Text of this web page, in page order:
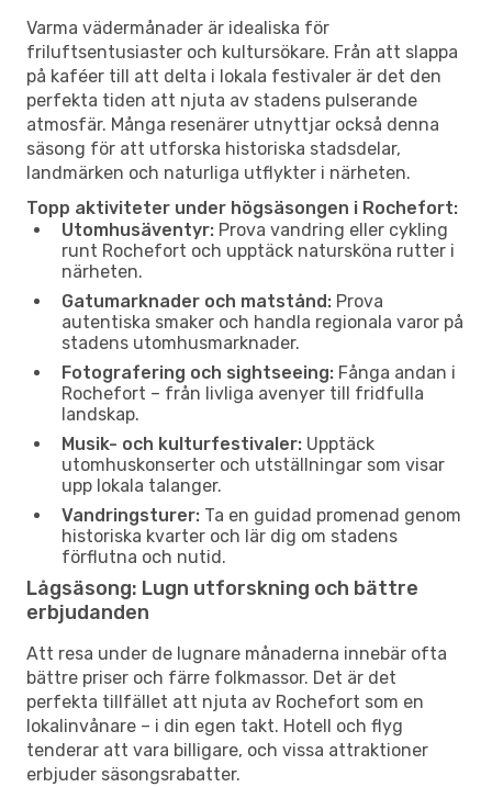
Varma vädermånader är idealiska för
friluftsentusiaster och kultursökare. Från att slappa
på kaféer till att delta i lokala festivaler är det den
perfekta tiden att njuta av stadens pulserande
atmosfär. Många resenärer utnyttjar också denna
säsong för att utforska historiska stadsdelar,
landmärken och naturliga utflykter i närheten.
Topp aktiviteter under högsäsongen i Rochefort:
Utomhusäventyr: Prova vandring eller cykling
runt Rochefort och upptäck natursköna rutter i
närheten.
Gatumarknader och matstånd: Prova
autentiska smaker och handla regionala varor på
stadens utomhusmarknader.
Fotografering och sightseeing: Fånga andan i
Rochefort – från livliga avenyer till fridfulla
landskap.
Musik- och kulturfestivaler: Upptäck
utomhuskonserter och utställningar som visar
upp lokala talanger.
Vandringsturer: Ta en guidad promenad genom
historiska kvarter och lär dig om stadens
förflutna och nutid.
Lågsäsong: Lugn utforskning och bättre
erbjudanden
Att resa under de lugnare månaderna innebär ofta
bättre priser och färre folkmassor. Det är det
perfekta tillfället att njuta av Rochefort som en
lokalinvånare – i din egen takt. Hotell och flyg
tenderar att vara billigare, och vissa attraktioner
erbjuder säsongsrabatter.